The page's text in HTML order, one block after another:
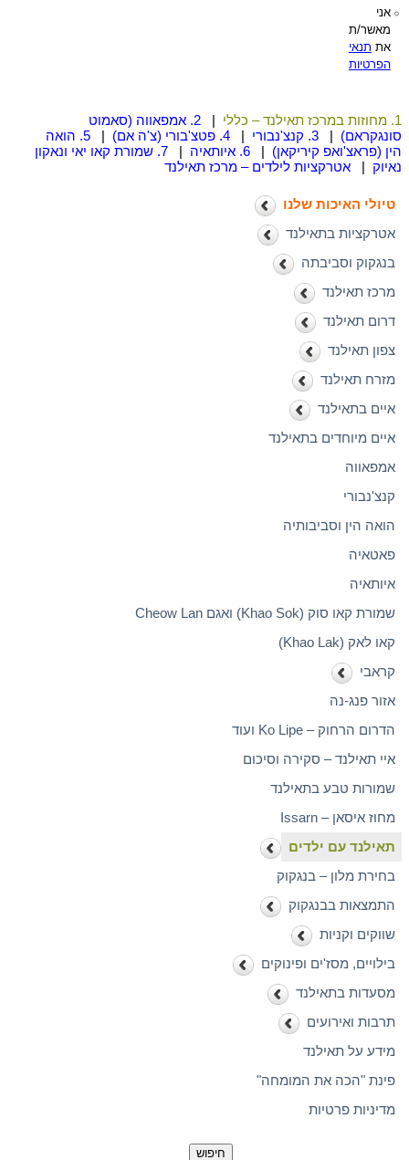
אני
מאשר/ת
את תנאי
הפרטיות
1. מחוזות במרכז תאילנד – כללי |
2. אמפאווה (סאמוט
סונגקראם) | 3. קנצ'נבורי | 4. פטצ'בורי (צ'ה אם) |
5. הואה
הין (פראצ'ואפ קיריקאן) | 6. איותאיה |
7. שמורת קאו יאי ונאקון
נאיוק | אטרקציות לילדים – מרכז תאילנד
טיולי האיכות שלנו
אטרקציות בתאילנד
בנגקוק וסביבתה
מרכז תאילנד
דרום תאילנד
צפון תאילנד
מזרח תאילנד
איים בתאילנד
איים מיוחדים בתאילנד
אמפאווה
קנצ'נבורי
הואה הין וסביבותיה
פאטאיה
איותאיה
שמורת קאו סוק (Khao Sok) ואגם Cheow Lan
קאו לאק (Khao Lak)
קראבי
אזור פנג-נה
הדרום הרחוק – Ko Lipe ועוד
איי תאילנד – סקירה וסיכום
שמורות טבע בתאילנד
מחוז איסאן – Issarn
תאילנד עם ילדים
בחירת מלון – בנגקוק
התמצאות בבנגקוק
שווקים וקניות
בילויים, מסז'ים ופינוקים
מסעדות בתאילנד
תרבות ואירועים
מידע על תאילנד
פינת "הכה את המומחה"
מדיניות פרטיות